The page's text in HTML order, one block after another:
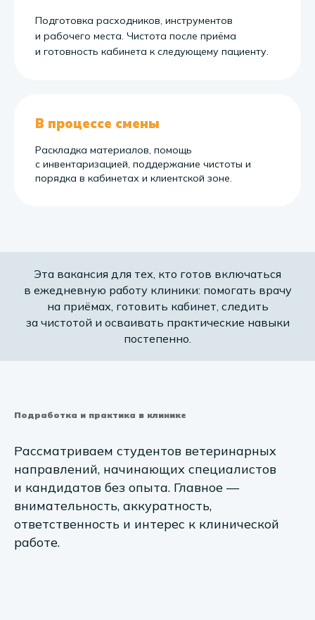
Подготовка расходников, инструментов
и рабочего места. Чистота после приёма
и готовность кабинета к следующему пациенту.
В процессе смены
Раскладка материалов, помощь
с инвентаризацией, поддержание чистоты и
порядка в кабинетах и клиентской зоне.
Эта вакансия для тех, кто готов включаться
в ежедневную работу клиники: помогать врачу
на приёмах, готовить кабинет, следить
за чистотой и осваивать практические навыки
постепенно.
Подработка и практика в клинике
Рассматриваем студентов ветеринарных
направлений, начинающих специалистов
и кандидатов без опыта. Главное —
внимательность, аккуратность,
ответственность и интерес к клинической
работе.